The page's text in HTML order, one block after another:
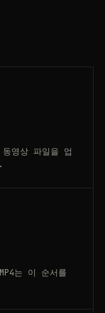
영상 파일을 업
는 이 순서를